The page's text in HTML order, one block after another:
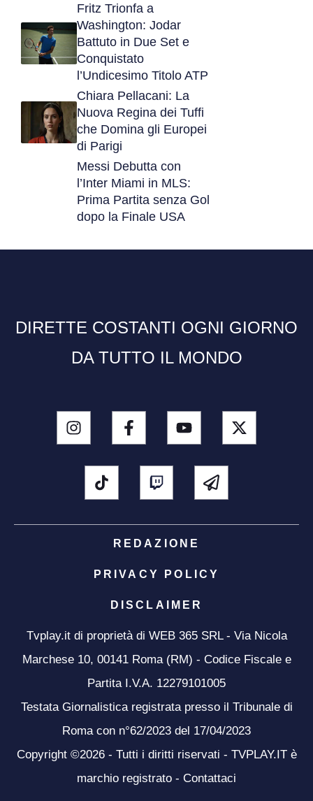
Fritz Trionfa a
Washington: Jodar
Battuto in Due Set e
Conquistato
l’Undicesimo Titolo ATP
Chiara Pellacani: La
Nuova Regina dei Tuffi
che Domina gli Europei
di Parigi
Messi Debutta con
l’Inter Miami in MLS:
Prima Partita senza Gol
dopo la Finale USA
DIRETTE COSTANTI OGNI GIORNO
DA TUTTO IL MONDO
REDAZIONE
PRIVACY POLICY
DISCLAIMER
Tvplay.it di proprietà di WEB 365 SRL - Via Nicola
Marchese 10, 00141 Roma (RM) - Codice Fiscale e
Partita I.V.A. 12279101005
Testata Giornalistica registrata presso il Tribunale di
Roma con n°62/2023 del 17/04/2023
Copyright ©2026 - Tutti i diritti riservati - TVPLAY.IT è
marchio registrato - Contattaci